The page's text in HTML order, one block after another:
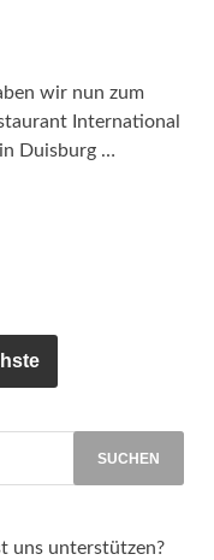
wir nun zum
International
Duisburg …
uns unterstützen?